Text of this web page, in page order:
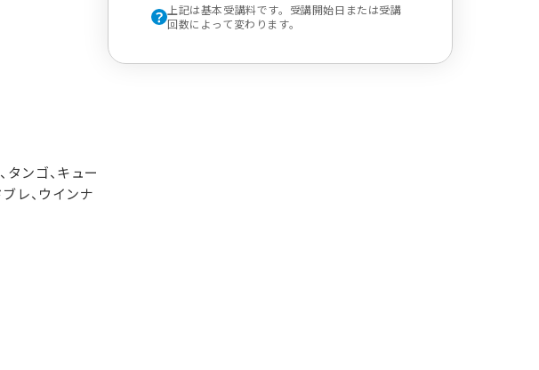
ンゴ、キュー
レ、ウインナ
上記は基本受講料です。受講開始日または受講
回数によって変わります。